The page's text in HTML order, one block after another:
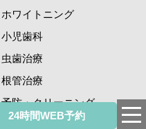
24時間WEB予約
ホワイトニング
小児歯科
虫歯治療
根管治療
予防・クリーニング
親知らず